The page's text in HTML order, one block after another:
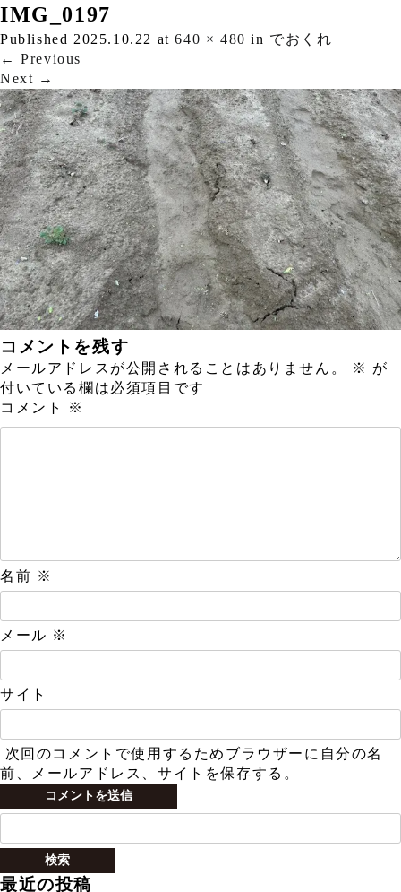
IMG_0197
Published 2025.10.22 at640 × 480 in でおくれ
← Previous
Next →
コメントを残す
メールアドレスが公開されることはありません。 ※ が
付いている欄は必須項目です
コメント
※
名前 ※
メール ※
サイト
次回のコメントで使用するためブラウザーに自分の名
前、メールアドレス、サイトを保存する。
検
最近の投稿